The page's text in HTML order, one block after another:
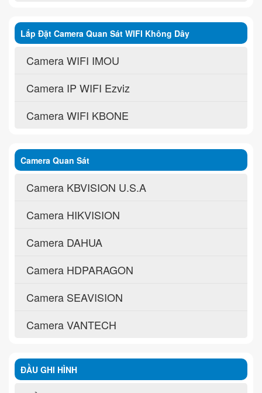
Lắp Đặt Camera Quan Sát WIFI Không Dây
Camera WIFI IMOU
Camera IP WIFI Ezviz
Camera WIFI KBONE
Camera Quan Sát
Camera KBVISION U.S.A
Camera HIKVISION
Camera DAHUA
Camera HDPARAGON
Camera SEAVISION
Camera VANTECH
ĐẦU GHI HÌNH